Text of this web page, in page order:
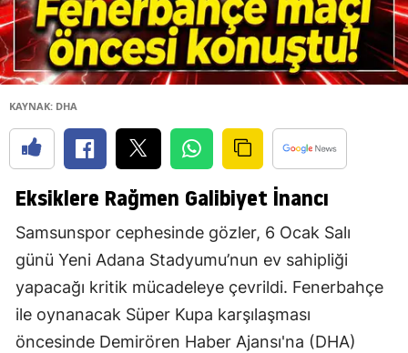
KAYNAK: DHA
Eksiklere Rağmen Galibiyet İnancı
Samsunspor cephesinde gözler, 6 Ocak Salı
günü Yeni Adana Stadyumu’nun ev sahipliği
yapacağı kritik mücadeleye çevrildi. Fenerbahçe
ile oynanacak Süper Kupa karşılaşması
öncesinde Demirören Haber Ajansı'na (DHA)